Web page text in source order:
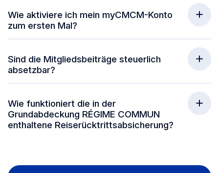
Wie aktiviere ich mein myCMCM-Konto
zum ersten Mal?
Sind die Mitgliedsbeiträge steuerlich
absetzbar?
Wie funktioniert die in der
Grundabdeckung RÉGIME COMMUN
enthaltene Reiserücktrittsabsicherung?